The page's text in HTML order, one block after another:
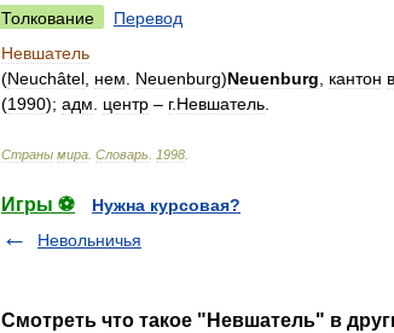
Толкование
Перевод
Невшатель
(Neuchâtel нем Neuenburg)Neuenburg кантон в
(1990); адм центр – г.Невшатель
Страны мира Словарь 1998
Игры ⚽
Нужна курсовая?
Невольничья
Смотреть что такое "Невшатель" в